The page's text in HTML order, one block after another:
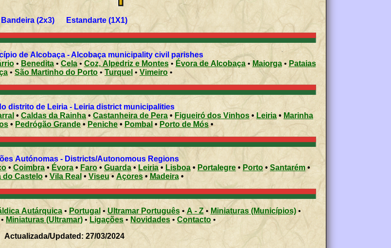
Bandeira (2x3) Estandarte (1X1)
de Alcobaça - Alcobaça municipality civil parishes
• Benedita • Cela• Coz, Alpedriz e Montes• Évora de Alcobaça• Maiorga• Pataias
• São Martinho do Porto • Turquel • Vimeiro •
Municípios do distrito de Leiria - Leiria district municipalities
• Caldas da Rainha • Castanheira de Pera • Figueiró dos Vinhos •Leiria • Marinha
• Pedrógão Grande• Peniche •Pombal • Porto de Mós•
Distritos/Regiões Autónomas - Districts/Autonomous Regions
• Coimbra • Évora • Faro • Guarda•Leiria• Lisboa • Portalegre • Porto • Santarém •
do Castelo• Vila Real • Viseu• Açores • Madeira •
Autárquica• Portugal • Ultramar Português•A - Z• Miniaturas (Municípios)•
• Miniaturas (Ultramar)• Ligações • Novidades • Contacto •
Actualizada/Updated: 27/03/2024